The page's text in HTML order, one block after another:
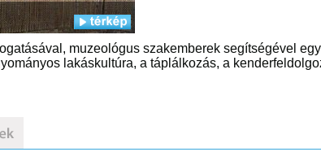
muzeológus szakemberek segítségével
lakáskultúra, a táplálkozás, a